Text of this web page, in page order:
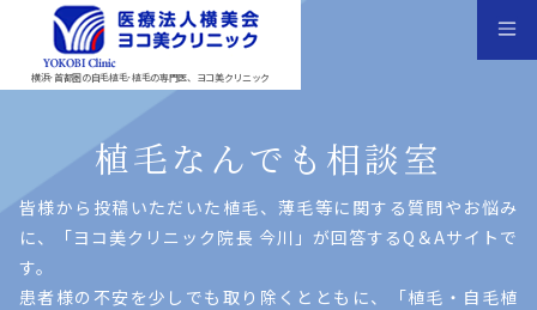
横浜･首都圏の自毛植毛･植毛の専門医、ヨコ美クリニック
植毛なんでも相談室
皆様から投稿いただいた植⽑、薄⽑等に関する質問やお悩み
に、「ヨコ美クリニック院⻑ 今川」が回答するQ＆Aサイトで
す。
患者様の不安を少しでも取り除くとともに、「植⽑・⾃⽑植